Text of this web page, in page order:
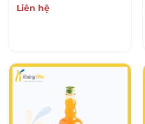
Liên hệ